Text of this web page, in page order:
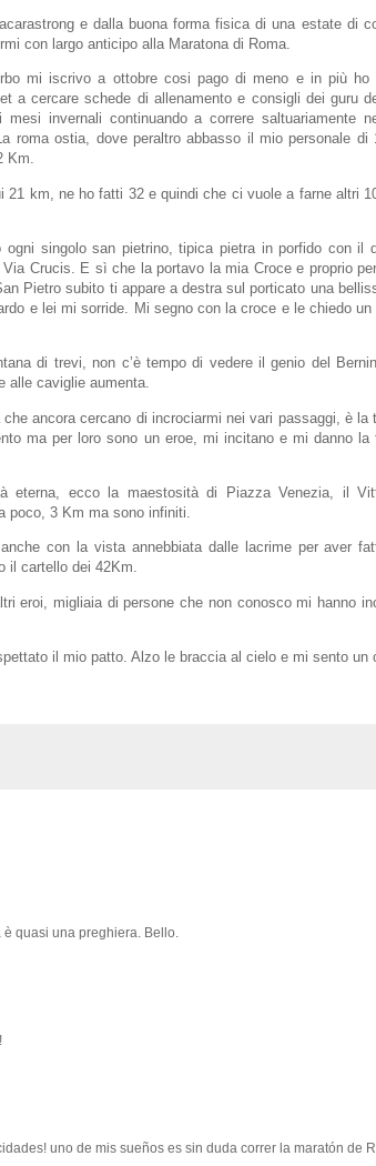
e dalla buona forma fisica di una estate di
con largo anticipo alla Maratona di Roma.
mi iscrivo a ottobre cosi pago di meno e in più ho
a cercare schede di allenamento e consigli dei guru
invernali continuando a correre saltuariamente
roma ostia, dove peraltro abbasso il mio personale
Km.
21 km, ne ho fatti 32 e quindi che ci vuole a farne altri
singolo san pietrino, tipica pietra in porfido con il
Via Crucis. E sì che la portavo la mia Croce e proprio
Pietro subito ti appare a destra sul porticato una
e lei mi sorride. Mi segno con la croce e le chiedo un
di trevi, non c’è tempo di vedere il genio del
alle caviglie aumenta.
ancora cercano di incrociarmi nei vari passaggi, è la
ma per loro sono un eroe, mi incitano e mi danno la
eterna, ecco la maestosità di Piazza Venezia, il
poco, 3 Km ma sono infiniti.
con la vista annebbiata dalle lacrime per aver
il cartello dei 42Km.
eroi, migliaia di persone che non conosco mi hanno
il mio patto. Alzo le braccia al cielo e mi sento un
quasi una preghiera. Bello.
uno de mis sueños es sin duda correr la maratón de